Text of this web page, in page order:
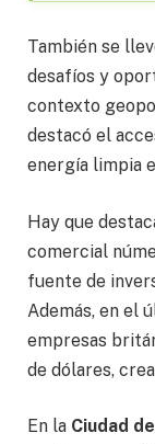
También se
desafíos y
contexto
destacó el
energía limpia
Hay que
comercial
fuente de
Además, en el
empresas
de dólares,
En la Ciudad